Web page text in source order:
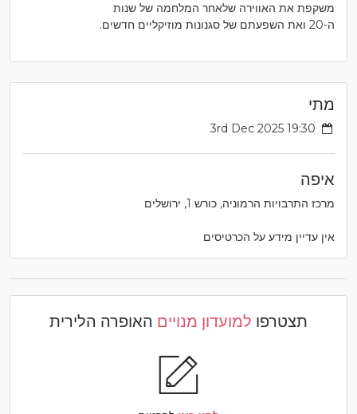
משקפת את האווירה שלאחר המלחמה של שנות
ה-20 ואת השפעתם של סגנונות מוזיקליים חדשים.
מתי
איפה
מרכז התרבויות הרמוניה, כורש 1, ירושלים
אין עדיין מידע על הכרטיסים
תצטרפו למועדון מנויים האופרה הלירית